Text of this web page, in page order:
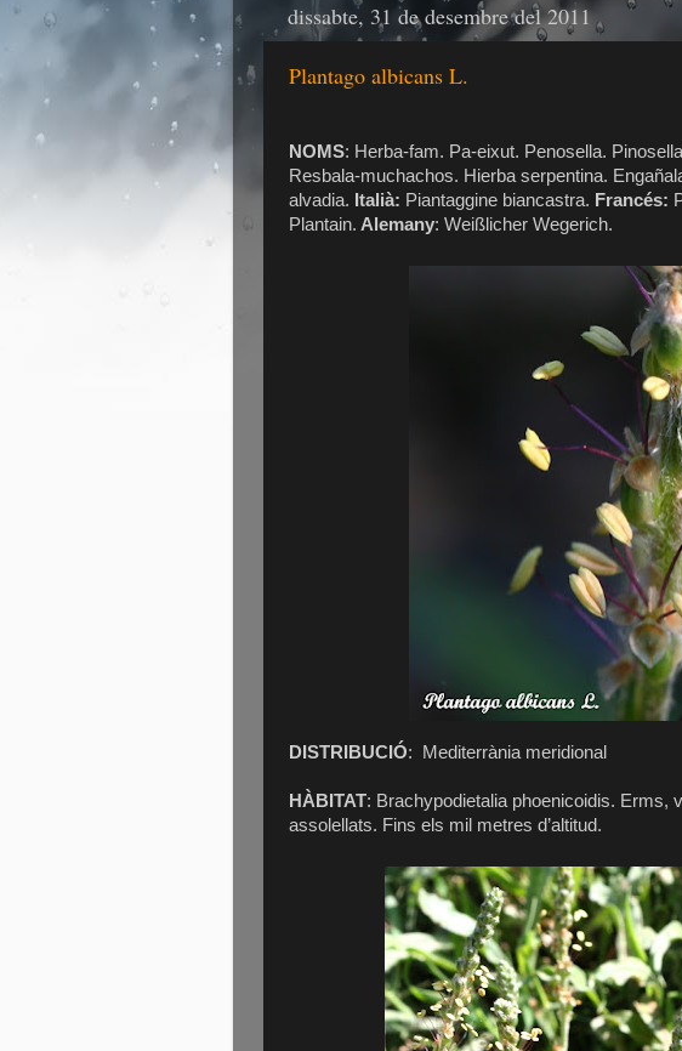
dissabte, 31 de desembre del 2011
Plantago albicans L.
NOMS: Herba-fam. Pa-eixut. Penosella.
Resbala-muchachos. Hierba serpentina.
alvadia. Italià: Piantaggine biancastra. Francés:
Plantain. Alemany: Weißlicher Wegerich.
DISTRIBUCIÓ: Mediterrània meridional
HÀBITAT: Brachypodietalia phoenicoidis. Erms,
assolellats. Fins els mil metres d’altitud.